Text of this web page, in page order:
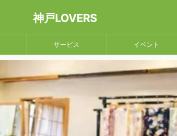
神戸LOVERS
サービス イベント